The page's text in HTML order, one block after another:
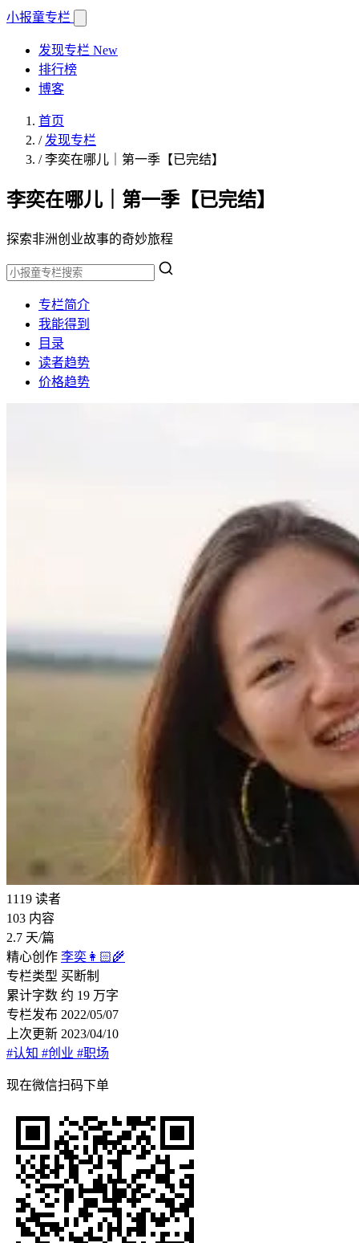
小报童专栏
发现专栏 New
排行榜
博客
首页
/ 发现专栏
/李奕在哪儿｜第一季【已完结】
李奕在哪儿｜第一季【已完结】
探索非洲创业故事的奇妙旅程
专栏简介
我能得到
目录
读者趋势
价格趋势
1119 读者
103 内容
2.7 天/篇
精心创作 李奕👩🏻‍🌾
专栏类型 买断制
累计字数 约 19 万字
专栏发布 2022/05/07
上次更新 2023/04/10
#认知 #创业 #职场
现在微信扫码下单